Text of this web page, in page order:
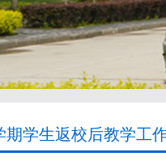
期学生返校后教学工